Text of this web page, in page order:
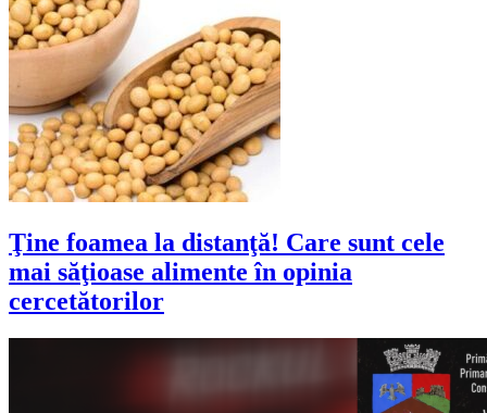
Ţine foamea la distanţă! Care sunt cele
mai săţioase alimente în opinia
cercetătorilor